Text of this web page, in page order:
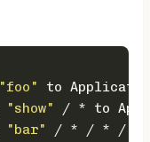
"foo" to
"show" / * to
"bar" / * / * /